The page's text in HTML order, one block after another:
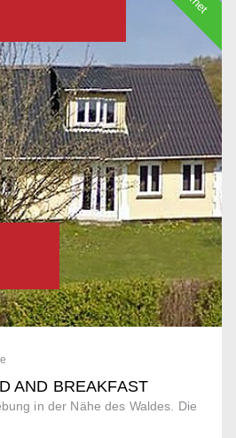
AND BREAKFAST
in der Nähe des Waldes. Die